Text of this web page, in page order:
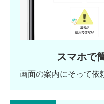
スマホで
画面の案内にそって依